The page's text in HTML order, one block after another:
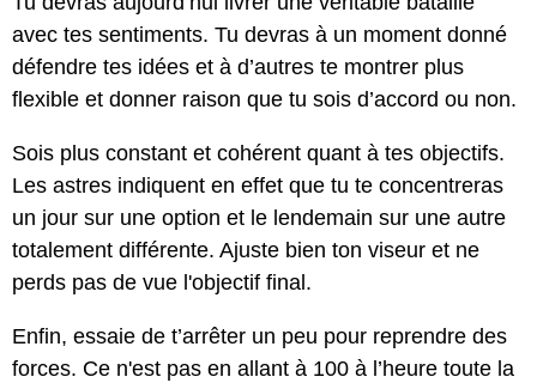
avec tes sentiments. Tu devras à un moment donné
défendre tes idées et à d’autres te montrer plus
flexible et donner raison que tu sois d’accord ou non.
Sois plus constant et cohérent quant à tes objectifs.
Les astres indiquent en effet que tu te concentreras
un jour sur une option et le lendemain sur une autre
totalement différente. Ajuste bien ton viseur et ne
perds pas de vue l'objectif final.
Enfin, essaie de t’arrêter un peu pour reprendre des
forces. Ce n'est pas en allant à 100 à l’heure toute la